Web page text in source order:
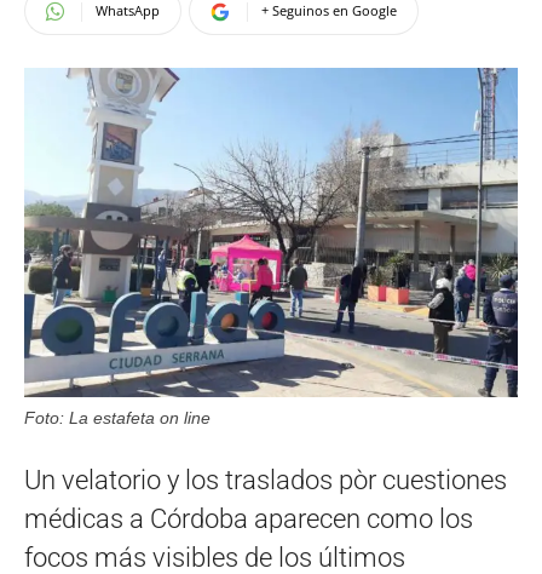
WhatsApp + Seguinos en Google
Foto: La estafeta on line
Un velatorio y los traslados pòr cuestiones
médicas a Córdoba aparecen como los
focos más visibles de los últimos